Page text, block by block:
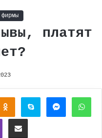
платят
Одноклассники
Skype Messenger
Viber Поделиться через электронную почту